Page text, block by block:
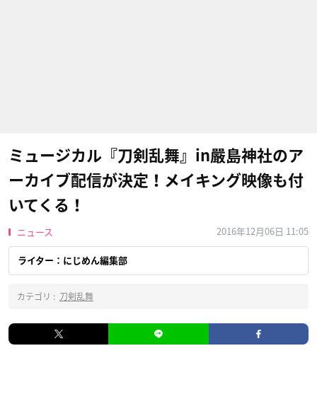
ミュージカル『刀剣乱舞』in嚴島神社のア
ーカイブ配信が決定！メイキング映像も付
いてくる！
ニュース 2016年12月06日 11:05
ライター：にじめん編集部
カテゴリ : 刀剣乱舞